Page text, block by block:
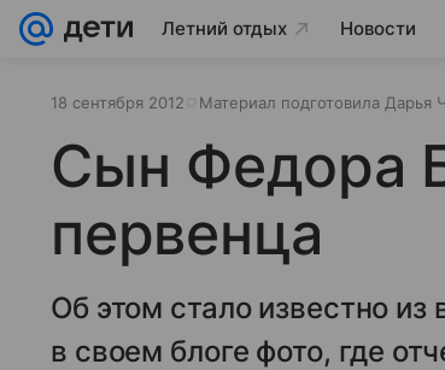
Летний отдых Новости
18 сентября 2012 Материал подготовила Дарья
Сын Федора
первенца
Об этом стало известно
в своем блоге фото, где